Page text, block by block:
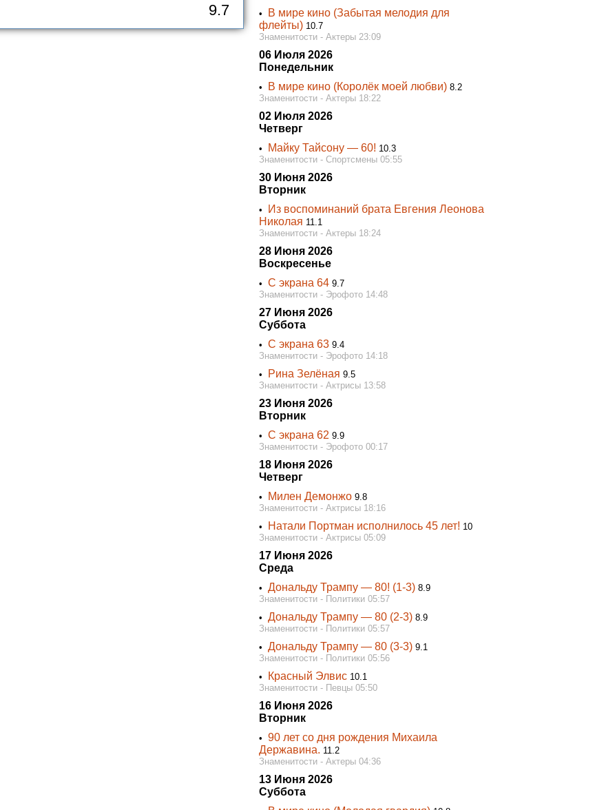
9.7 •
В мире кино (Забытая мелодия для
флейты) 10.7
Знаменитости - Актеры 23:09
06 Июля 2026
Понедельник
• В мире кино (Королёк моей любви) 8.2
Знаменитости - Актеры 18:22
02 Июля 2026
Четверг
• Майку Тайсону — 60! 10.3
Знаменитости - Спортсмены 05:55
30 Июня 2026
Вторник
•
Из воспоминаний брата Евгения Леонова
Николая 11.1
Знаменитости - Актеры 18:24
28 Июня 2026
Воскресенье
• С экрана 64 9.7
Знаменитости - Эрофото 14:48
27 Июня 2026
Суббота
• С экрана 63 9.4
Знаменитости - Эрофото 14:18
•
Рина Зелёная 9.5
Знаменитости - Актрисы 13:58
23 Июня 2026
Вторник
• С экрана 62 9.9
Знаменитости - Эрофото 00:17
18 Июня 2026
Четверг
• Милен Демонжо 9.8
Знаменитости - Актрисы 18:16
•
Натали Портман исполнилось 45 лет! 10
Знаменитости - Актрисы 05:09
17 Июня 2026
Среда
• Дональду Трампу — 80! (1-3) 8.9
Знаменитости - Политики 05:57
• Дональду Трампу — 80 (2-3) 8.9
Знаменитости - Политики 05:57
• Дональду Трампу — 80 (3-3) 9.1
Знаменитости - Политики 05:56
•
Красный Элвис 10.1
Знаменитости - Певцы 05:50
16 Июня 2026
Вторник
• 90 лет со дня рождения Михаила
Державина. 11.2
Знаменитости - Актеры 04:36
13 Июня 2026
Суббота